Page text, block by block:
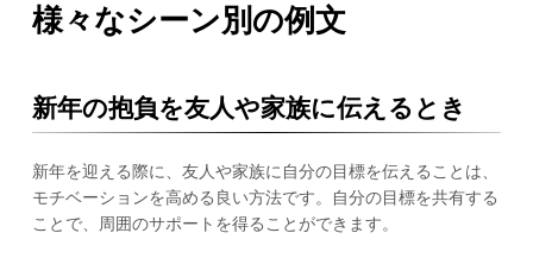
様々なシーン別の例文
新年の抱負を友人や家族に伝えるとき
新年を迎える際に、友人や家族に自分の目標を伝えることは、
モチベーションを高める良い方法です。自分の目標を共有する
ことで、周囲のサポートを得ることができます。